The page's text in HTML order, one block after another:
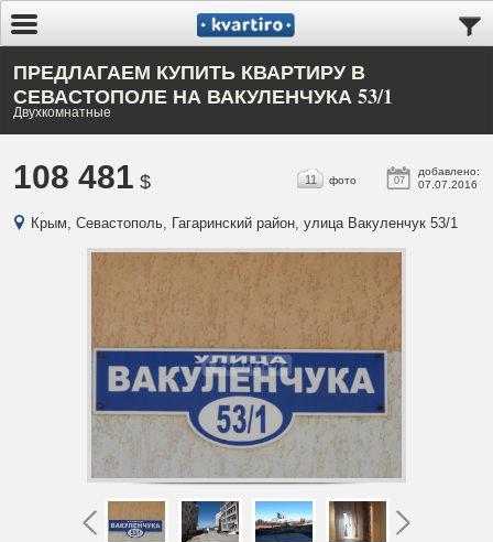
ПРЕДЛАГАЕМ КУПИТЬ КВАРТИРУ В
СЕВАСТОПОЛЕ НА ВАКУЛЕНЧУКА 53/1
Двухкомнатные
108 481 $ 07
добавлено:
07.07.2016
11 фото
Крым, Севастополь, Гагаринский район, улица Вакуленчук 53/1